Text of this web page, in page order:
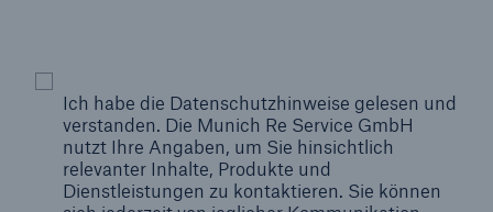
Ich habe die Datenschutzhinweise gelesen und
verstanden. Die Munich Re Service GmbH
nutzt Ihre Angaben, um Sie hinsichtlich
relevanter Inhalte, Produkte und
Dienstleistungen zu kontaktieren. Sie können